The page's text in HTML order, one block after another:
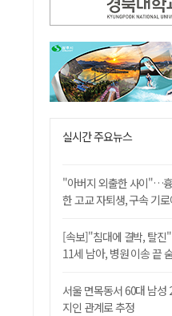
실시간 주요뉴스
"아버지 외출한 사이"…
한 고교 자퇴생, 구속 기로
[속보]"침대에 결박, 탈
11세 남아, 병원 이송 끝
서울 면목동서 60대 남
지인 관계로 추정